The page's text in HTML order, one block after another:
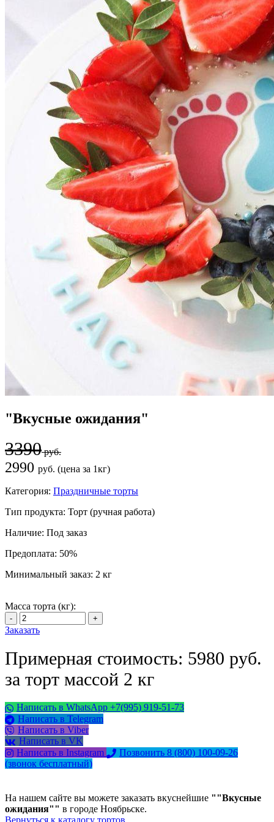
"Вкусные ожидания"
3390руб.
2990 руб. (цена за 1кг)
Категория: Праздничные торты
Тип продукта: Торт (ручная работа)
Наличие: Под заказ
Предоплата: 50%
Минимальный заказ: 2 кг
Масса торта (кг):
Заказать
Примерная стоимость: 5980 руб.
за торт массой 2 кг
Написать в WhatsApp +7(995) 919-51-73
Написать в Telegram
Написать в Viber
Написать в VK
Написать в Instagram
Позвонить 8 (800) 100-09-26
(звонок бесплатный)
На нашем сайте вы можете заказать вкуснейшие ""Вкусные
ожидания"" в городе Ноябрьске.
Вернуться к каталогу тортов